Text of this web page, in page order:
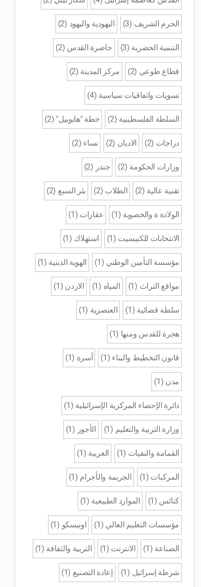
الحرم الشريف (3)
اليهودية واليهود (2)
التنمية الحضرية (3)
حاضرة القدس (2)
قطاع طوعي (2)
مركز المدينة (2)
تسويات واتفاقيات سياسية (4)
السلطة الفلسطينية (2)
خطة "هايوبيل" (2)
دراجات (2)
الاديان (2)
نساء (2)
وزارات الحكومة (2)
جندر (2)
تقنية عالية (2)
الطلاب (2)
بئر السبع (2)
الولادة ة والخصوبة (1)
عقارات (1)
الانتخابات للكنيسيت (1)
استهلاك (1)
مؤسسة التأمين الوطني (1)
الهوية الدينية (1)
مواقع التراث (1)
المياه (1)
الاردن (1)
سلطة قضائية (1)
العنصرية (1)
هجرة للقدس ومنها (1)
قانون التخطيط والبناء (1)
أسرة (1)
مدن (1)
دائرة الإحصاء المركزية الإسرائيلية (1)
وزارة التربية والتعليم (1)
الأجور (1)
القمامة والنفيات (1)
العربية (1)
المركبات (1)
الجريمة والأجرام (1)
كنائس (1)
الموارد الطبيعية (1)
مؤسسات التعليم العالي (1)
اونيسكو (1)
الصناعة (1)
الانترنت (1)
التربية والثقافة (1)
شرطة إسرائيل (1)
إعادة التصنيع (1)